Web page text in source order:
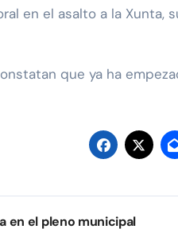
en el asalto a la
que ya ha
en el pleno municipal